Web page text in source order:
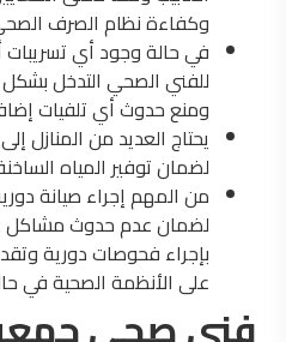
وكفاءة نظام الصرف الصحي.
في حالة وجود أي تسريبات
للفني الصحي التدخل بشكل
ومنع حدوث أي تلفيات
يحتاج العديد من المنازل
لضمان توفير المياه
من المهم إجراء صيانة
لضمان عدم حدوث مشاكل
بإجراء فحوصات دورية
على الأنظمة الصحية في